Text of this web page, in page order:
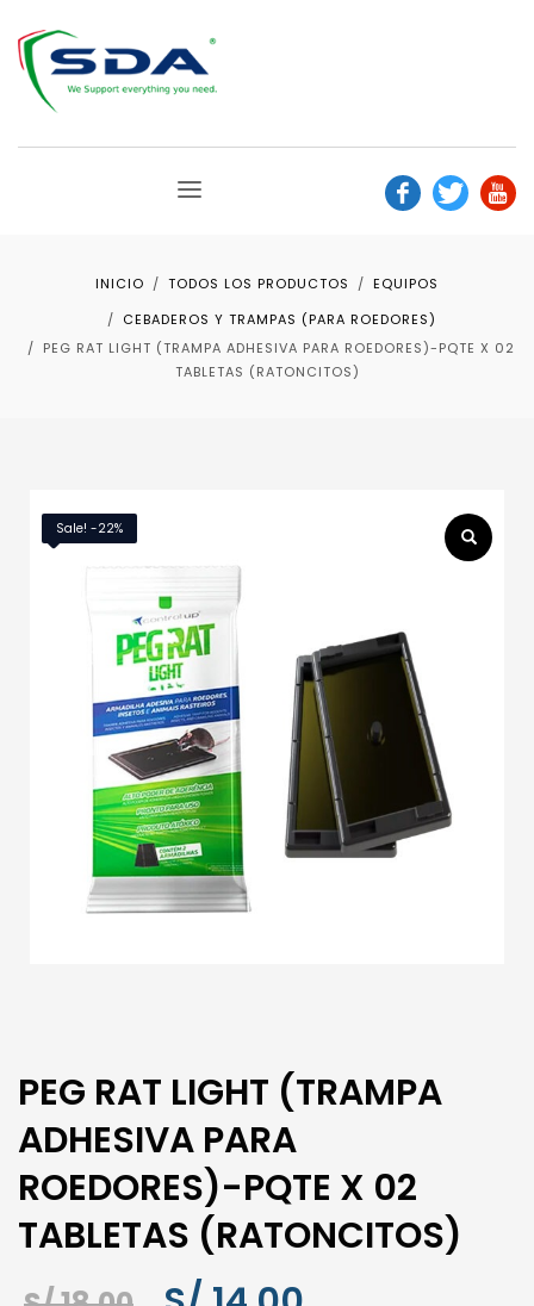
INICIO TODOS LOS PRODUCTOS
EQUIPOS
CEBADEROS Y TRAMPAS (PARA ROEDORES)
PEG RAT LIGHT (TRAMPA ADHESIVA PARA ROEDORES)-PQTE X 02
TABLETAS (RATONCITOS)
Sale! -22%
PEG RAT LIGHT (TRAMPA
ADHESIVA PARA
ROEDORES)-PQTE X 02
TABLETAS (RATONCITOS)